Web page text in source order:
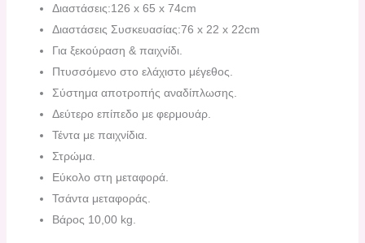
Διαστάσεις:126 x 65 x 74cm
Διαστάσεις Συσκευασίας:76 x 22 x 22cm
Για ξεκούραση & παιχνίδι.
Πτυσσόμενο στο ελάχιστο μέγεθος.
Σύστημα αποτροπής αναδίπλωσης.
Δεύτερο επίπεδο με φερμουάρ.
Τέντα με παιχνίδια.
Στρώμα.
Εύκολο στη μεταφορά.
Τσάντα μεταφοράς.
Βάρος 10,00 kg.